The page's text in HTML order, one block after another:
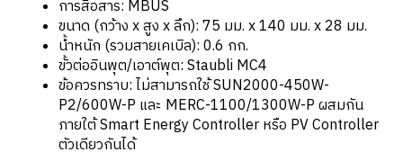
การสื่อสาร: MBUS
ขนาด (กว้าง x สูง x ลึก): 75 มม. x 140 มม. x 28 มม.
น้ำหนัก (รวมสายเคเบิล): 0.6 กก.
ขั้วต่ออินพุต/เอาต์พุต: Staubli MC4
ข้อควรทราบ: ไม่สามารถใช้ SUN2000-450W-
P2/600W-P และ MERC-1100/1300W-P ผสมกัน
ภายใต้ Smart Energy Controller หรือ PV Controller
ตัวเดียวกันได้